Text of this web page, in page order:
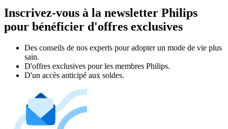
Inscrivez-vous à la newsletter Philips
pour bénéficier d'offres exclusives
Des conseils de nos experts pour adopter un mode de vie plus
sain.
D'offres exclusives pour les membres Philips.
D'un accès anticipé aux soldes.